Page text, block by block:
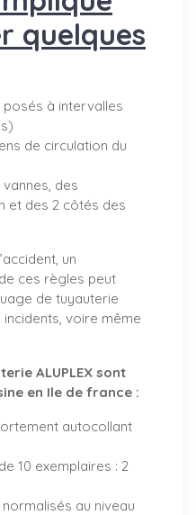
quelques
à intervalles
de circulation du
des
et des 2 côtés des
un
ces règles peut
de tuyauterie
voire même
ALUPLEX sont
en Ile de france :
autocollant
10 exemplaires : 2
au niveau